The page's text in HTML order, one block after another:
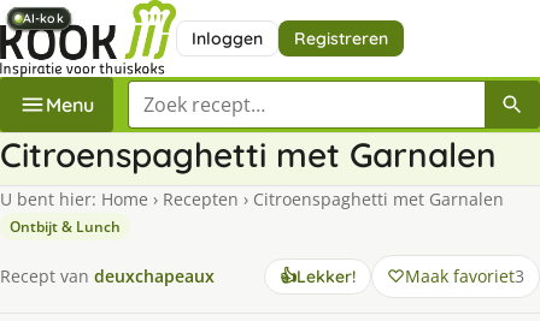
Inloggen Registreren
Menu Zoek een recept
Citroenspaghetti met Garnalen
U bent hier: Home › Recepten › Citroenspaghetti met Garnalen
Ontbijt & Lunch
Recept van deuxchapeaux 👍Lekker! Maak favoriet3
AI-kok
AI-kok
AI-kok
AI-kok
AI-kok
AI-kok
AI-kok